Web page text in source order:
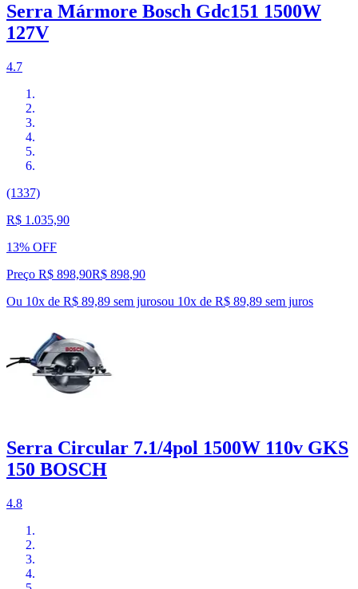
Serra Mármore Bosch Gdc151 1500W
127V
4.7
(1337)
R$ 1.035,90
13% OFF
Preço R$ 898,90R$ 898,90
Ou 10x de R$ 89,89 sem jurosou 10x de R$ 89,89 sem juros
Serra Circular 7.1/4pol 1500W 110v GKS
150 BOSCH
4.8